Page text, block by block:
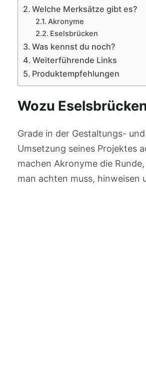
Welche Merksätze gibt es?
Akronyme
Eselsbrücken
Was kennst du noch?
Weiterführende Links
Produktempfehlungen
Wozu
Grade in der Gestaltungs-
Umsetzung seines Projektes
machen Akronyme die
man achten muss, hinweisen